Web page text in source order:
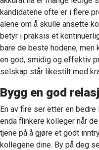
kandidatene ofte er i flere
alene om å skulle ansette
betyr i praksis et
bare de beste hodene, men
en god, smidig og effektiv
selskap står likestilt med
Bygg en god
En av fire ser etter en
enda flinkere kolleger når
tjene på å gjøre et godt
kollegene dine. By på deg